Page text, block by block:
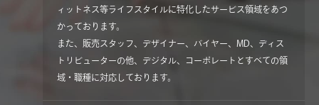
ィットネス等ライフスタイルに特化したサービス領域をあつ
かっております。
また、販売スタッフ、デザイナー、バイヤー、MD、ディス
トリビューターの他、デジタル、コーポレートとすべての領
域・職種に対応しております。